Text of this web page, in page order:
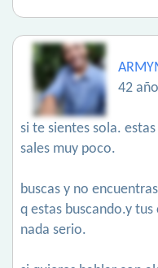
42
si te sientes sola.
sales muy poco.
buscas y no
q estas buscando.y
nada serio.